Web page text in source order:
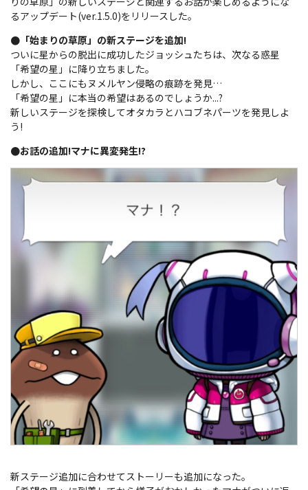
るアップデート(ver.1.5.0)をリリースした。
●「始まりの草原」の新ステージを追加!
ついに星からの脱出に成功したジョッシュたちは、次なる惑星
「希望の星」に降り立ちました。
しかし、ここにもヌメルヤン侵略の痕跡を発見…
「希望の星」に本当の希望はあるのでしょうか...?
新しいステージを探検してオタカラとハコブネパーツを発見しよ
う!
●お話の追加!マナに異変発生!?
新ステージ追加に合わせてストーリーも追加になった。